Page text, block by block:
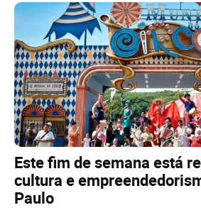
Este fim de semana está
cultura e
Paulo